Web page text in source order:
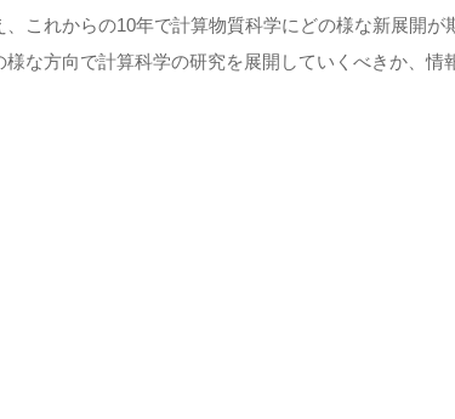
これからの10年で計算物質科学にどの様な新展開が
な方向で計算科学の研究を展開していくべきか、情